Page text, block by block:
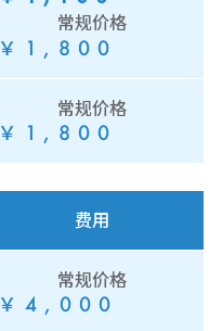
常规价格
￥1,800
常规价格
￥1,800
费用
常规价格
￥4,000